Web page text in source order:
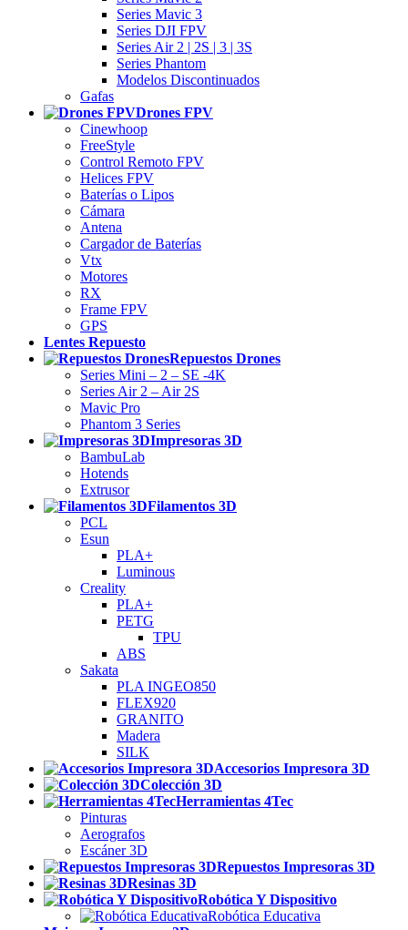
Series Mavic 3
Series DJI FPV
Series Air 2 | 2S | 3 | 3S
Series Phantom
Modelos Discontinuados
Gafas
Drones FPV
Cinewhoop
FreeStyle
Control Remoto FPV
Helices FPV
Baterías o Lipos
Cámara
Antena
Cargador de Baterías
Vtx
Motores
RX
Frame FPV
GPS
Lentes Repuesto
Repuestos Drones
Series Mini – 2 – SE -4K
Series Air 2 – Air 2S
Mavic Pro
Phantom 3 Series
Impresoras 3D
BambuLab
Hotends
Extrusor
Filamentos 3D
PCL
Esun
PLA+
Luminous
Creality
PLA+
PETG
TPU
ABS
Sakata
PLA INGEO850
FLEX920
GRANITO
Madera
SILK
Accesorios Impresora 3D
Colección 3D
Herramientas 4Tec
Pinturas
Aerografos
Escáner 3D
Repuestos Impresoras 3D
Resinas 3D
Robótica Y Dispositivo
Robótica Educativa